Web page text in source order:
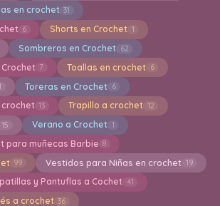
en crochet 31
6 Shorts en Crochet 1
Sombreros en Crochet 62
7 Toallas en crochet 6
Toreras en Crochet 6
crochet 13 Trapillo a crochet 12
15 Verano a Crochet 1
para muñecas Barbie 8
99 Vestidos para Niñas en crochet 19
y Pantuflas a Cochet 41
a crochet 36